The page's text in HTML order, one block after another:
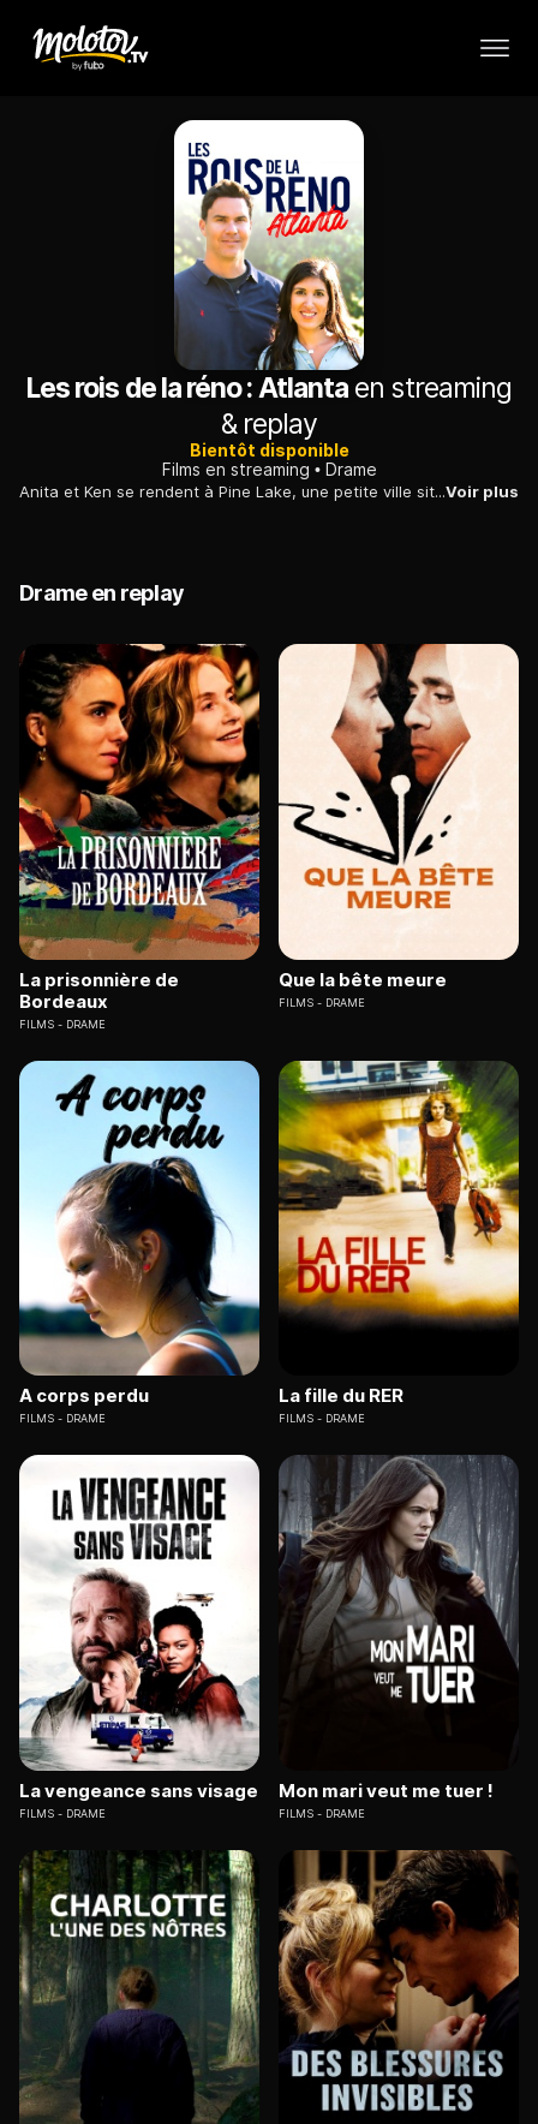
Les rois de la réno : Atlanta en streaming
& replay
Bientôt disponible
Films en streaming
Drame
Anita et Ken se rendent à Pine Lake, une petite ville située au bord d'un lac, pour visiter une maison de 140 m² idéalement située par rapport à Atlanta.Voir plus
Drame en replay
La prisonnière de
Bordeaux
FILMS DRAME
Que la bête meure
FILMS DRAME
A corps perdu
FILMS DRAME
La fille du RER
FILMS DRAME
La vengeance sans visage
FILMS DRAME
Mon mari veut me tuer !
FILMS DRAME